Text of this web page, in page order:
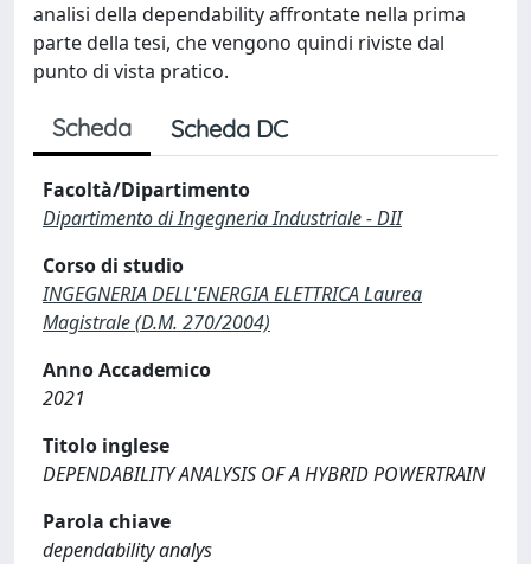
analisi della dependability affrontate nella prima
parte della tesi, che vengono quindi riviste dal
punto di vista pratico.
Scheda Scheda DC
Facoltà/Dipartimento
Dipartimento di Ingegneria Industriale - DII
Corso di studio
INGEGNERIA DELL'ENERGIA ELETTRICA Laurea
Magistrale (D.M. 270/2004)
Anno Accademico
2021
Titolo inglese
DEPENDABILITY ANALYSIS OF A HYBRID POWERTRAIN
Parola chiave
dependability analys